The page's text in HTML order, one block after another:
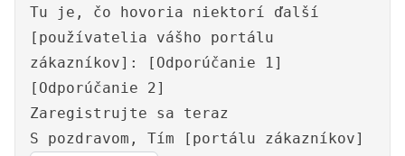
Tu je, čo hovoria niektorí ďalší
[používatelia vášho portálu
zákazníkov]: [Odporúčanie 1]
[Odporúčanie 2]
Zaregistrujte sa teraz
S pozdravom, Tím [portálu zákazníkov]